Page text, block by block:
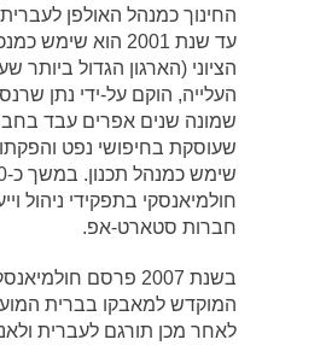
עד שנת 2001 הוא
הציוני (הארגון הגדול ביותר
העלייה, הוקם על-ידי נתן
שמונה שנים אפרים עבד
שעוסקת בחיפושי נפט
חולמיאנסקי בתפקידי ניהול
חברות סטארט-אפ.
בשנת 2007 פרסם
המוקדש למאבקו בברית
לאחר מכן תורגם לעברית